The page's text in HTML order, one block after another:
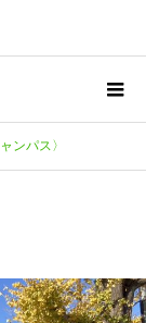
ンパス〉